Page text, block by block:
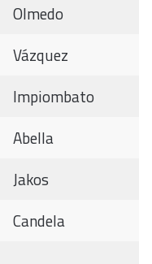
Olmedo
Vázquez
Impiombato
Abella
Jakos
Candela